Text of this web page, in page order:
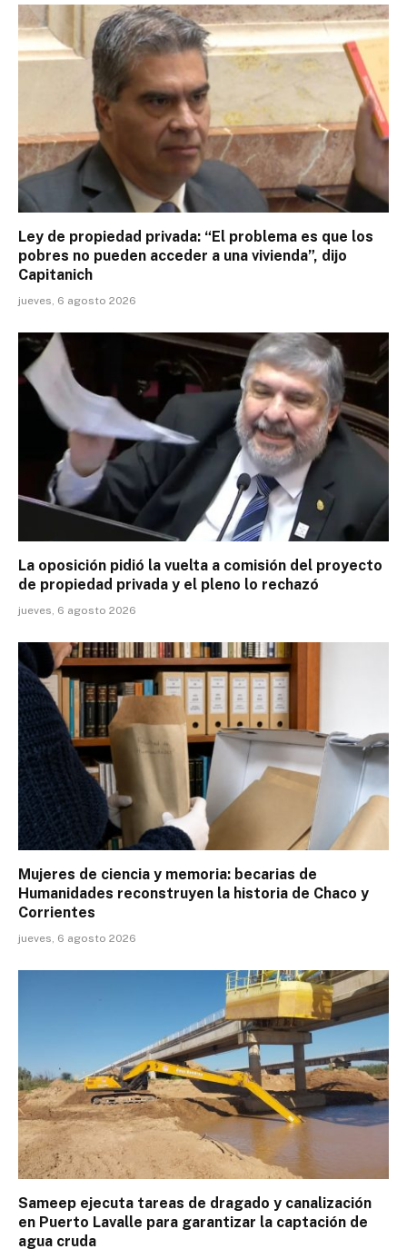
Ley de propiedad privada: “El problema es que los
pobres no pueden acceder a una vivienda”, dijo
Capitanich
jueves, 6 agosto 2026
La oposición pidió la vuelta a comisión del proyecto
de propiedad privada y el pleno lo rechazó
jueves, 6 agosto 2026
Mujeres de ciencia y memoria: becarias de
Humanidades reconstruyen la historia de Chaco y
Corrientes
jueves, 6 agosto 2026
Sameep ejecuta tareas de dragado y canalización
en Puerto Lavalle para garantizar la captación de
agua cruda